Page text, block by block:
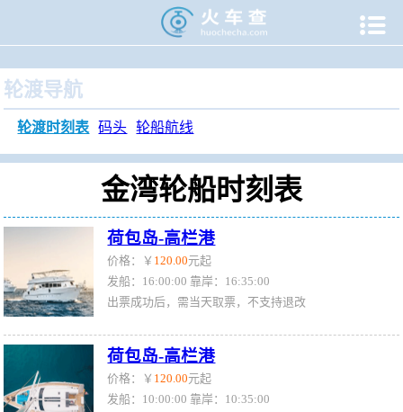

轮渡导航
轮渡时刻表 码头 轮船航线
金湾轮船时刻表
荷包岛-高栏港
价格：￥ 120.00元起
发船：16:00:00 靠岸：16:35:00
出票成功后，需当天取票，不支持退改
荷包岛-高栏港
价格：￥ 120.00元起
发船：10:00:00 靠岸：10:35:00